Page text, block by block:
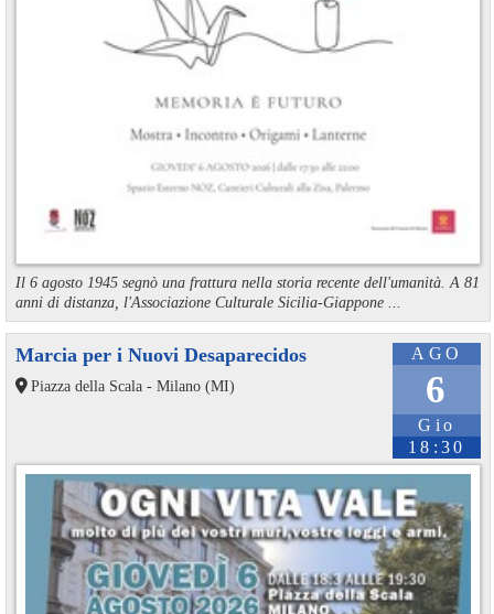
Il 6 agosto 1945 segnò una frattura nella storia recente dell'umanità. A 81
anni di distanza, l'Associazione Culturale Sicilia-Giappone ...
AGO
6
Gio
18:30
Marcia per i Nuovi Desaparecidos
Piazza della Scala - Milano (MI)